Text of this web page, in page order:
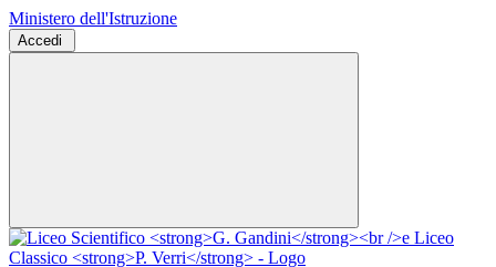
Ministero dell'Istruzione
Accedi